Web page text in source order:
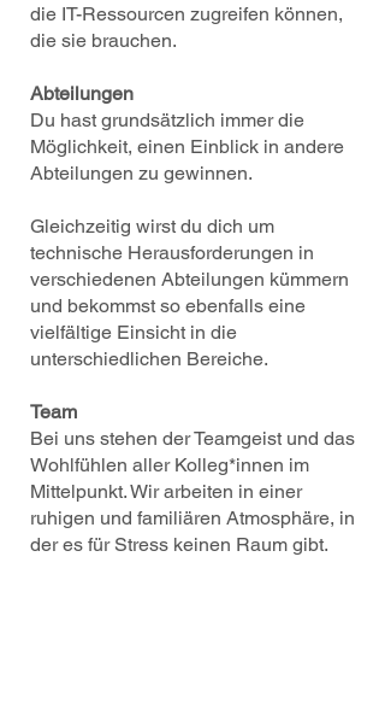
die IT-Ressourcen zugreifen können,
die sie brauchen.
Abteilungen
Du hast grundsätzlich immer die
Möglichkeit, einen Einblick in andere
Abteilungen zu gewinnen.
Gleichzeitig wirst du dich um
technische Herausforderungen in
verschiedenen Abteilungen kümmern
und bekommst so ebenfalls eine
vielfältige Einsicht in die
unterschiedlichen Bereiche.
Team
Bei uns stehen der Teamgeist und das
Wohlfühlen aller Kolleg*innen im
Mittelpunkt. Wir arbeiten in einer
ruhigen und familiären Atmosphäre, in
der es für Stress keinen Raum gibt.